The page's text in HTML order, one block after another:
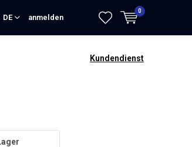
DE anmelden
0
Kundendienst